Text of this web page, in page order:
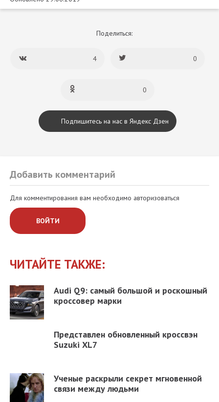
Поделиться:
4 0
0
Подпишитесь на нас в Яндекс Дзен
Добавить комментарий
Для комментирования вам необходимо авторизоваться
ВОЙТИ
ЧИТАЙТЕ ТАКЖЕ:
Audi Q9: самый большой и роскошный
кроссовер марки
Представлен обновленный кроссвэн
Suzuki XL7
Ученые раскрыли секрет мгновенной
связи между людьми